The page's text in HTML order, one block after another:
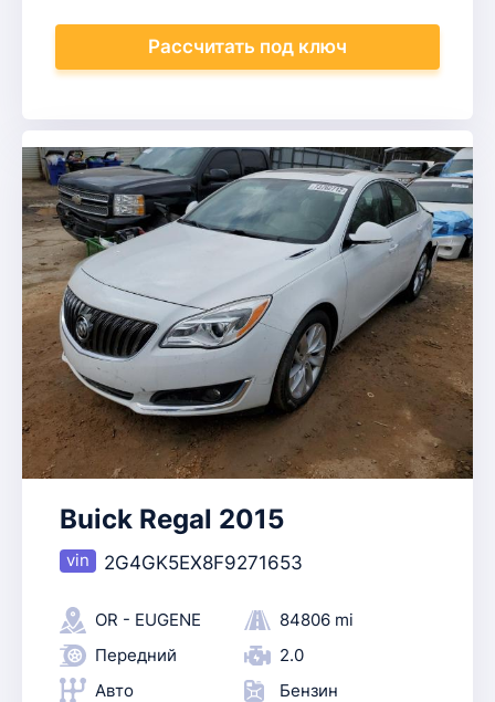
Рассчитать под ключ
Buick Regal 2015
2G4GK5EX8F9271653
OR - EUGENE
84806 mi
Передний
2.0
Авто
Бензин